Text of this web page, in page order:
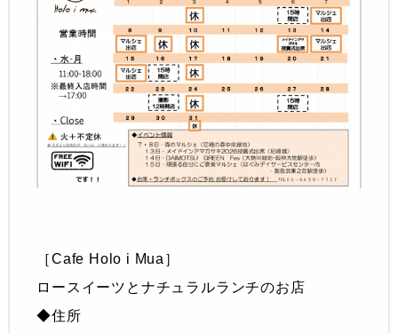
［Cafe Holo i Mua］
ロースイーツとナチュラルランチのお店
◆住所